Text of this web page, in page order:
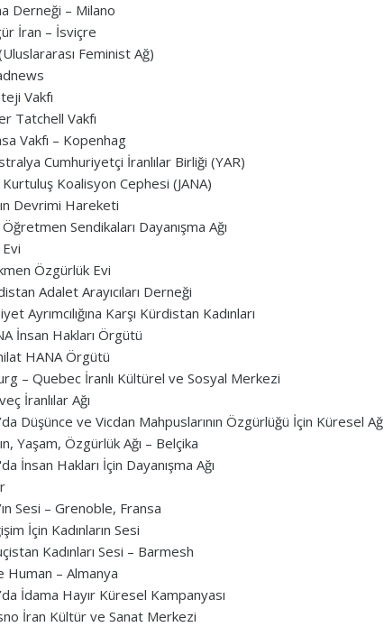
Derneği – Milano
İran – İsviçre
Feminist Ağ)
Vakfı
Tatchell Vakfı
Vakfı – Kopenhag
Cumhuriyetçi İranlılar Birliği (YAR)
Koalisyon Cephesi (JANA)
Devrimi Hareketi
Sendikaları Dayanışma Ağı
Özgürlük Evi
Adalet Arayıcıları Derneği
Ayrımcılığına Karşı Kürdistan Kadınları
İnsan Hakları Örgütü
HANA Örgütü
– Quebec İranlı Kültürel ve Sosyal Merkezi
İranlılar Ağı
Düşünce ve Vicdan Mahpuslarının Özgürlüğü İçin Küresel Ağ
Yaşam, Özgürlük Ağı – Belçika
İnsan Hakları İçin Dayanışma Ağı
Sesi – Grenoble, Fransa
İçin Kadınların Sesi
Kadınları Sesi – Barmesh
Human – Almanya
İdama Hayır Küresel Kampanyası
İran Kültür ve Sanat Merkezi